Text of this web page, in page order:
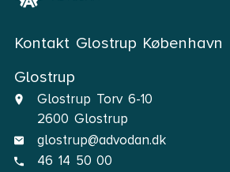
Kontakt Glostrup København
Glostrup
Glostrup Torv 6-10
2600 Glostrup
glostrup@advodan.dk
46 14 50 00